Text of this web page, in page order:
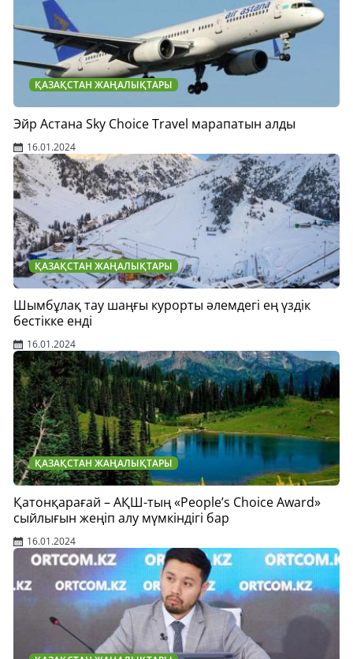
ҚАЗАҚСТАН ЖАҢАЛЫҚТАРЫ
Эйр Астана Sky Choice Travel марапатын алды
16.01.2024
ҚАЗАҚСТАН ЖАҢАЛЫҚТАРЫ
Шымбұлақ тау шаңғы курорты әлемдегі ең үздік
бестікке енді
16.01.2024
ҚАЗАҚСТАН ЖАҢАЛЫҚТАРЫ
Қатонқарағай – АҚШ-тың «People’s Choice Award»
сыйлығын жеңіп алу мүмкіндігі бар
16.01.2024